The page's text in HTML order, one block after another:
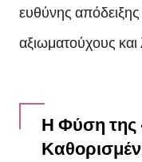
ευθύνης
αξιωματούχους
Η Φύση της